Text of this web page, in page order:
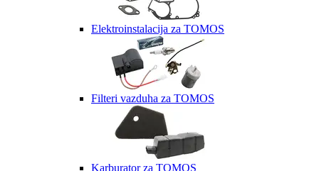
Elektroinstalacija za TOMOS
Filteri vazduha za TOMOS
Karburator za TOMOS